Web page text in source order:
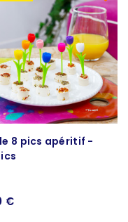
8 pics apéritif -
€